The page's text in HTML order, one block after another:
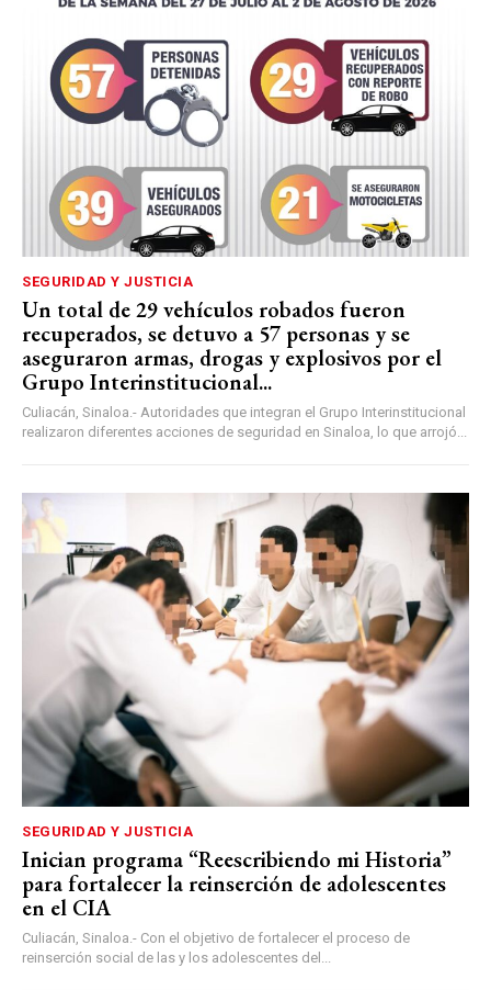
SEGURIDAD Y JUSTICIA
Un total de 29 vehículos robados fueron
recuperados, se detuvo a 57 personas y se
aseguraron armas, drogas y explosivos por el
Grupo Interinstitucional...
Culiacán, Sinaloa.- Autoridades que integran el Grupo Interinstitucional
realizaron diferentes acciones de seguridad en Sinaloa, lo que arrojó...
SEGURIDAD Y JUSTICIA
Inician programa “Reescribiendo mi Historia”
para fortalecer la reinserción de adolescentes
en el CIA
Culiacán, Sinaloa.- Con el objetivo de fortalecer el proceso de
reinserción social de las y los adolescentes del...